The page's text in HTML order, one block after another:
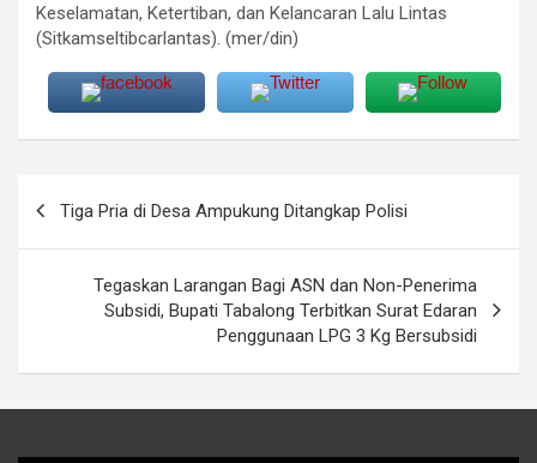
Keselamatan, Ketertiban, dan Kelancaran Lalu Lintas
(Sitkamseltibcarlantas). (mer/din)
Tiga Pria di Desa Ampukung Ditangkap Polisi
Tegaskan Larangan Bagi ASN dan Non-Penerima
Subsidi, Bupati Tabalong Terbitkan Surat Edaran
Penggunaan LPG 3 Kg Bersubsidi